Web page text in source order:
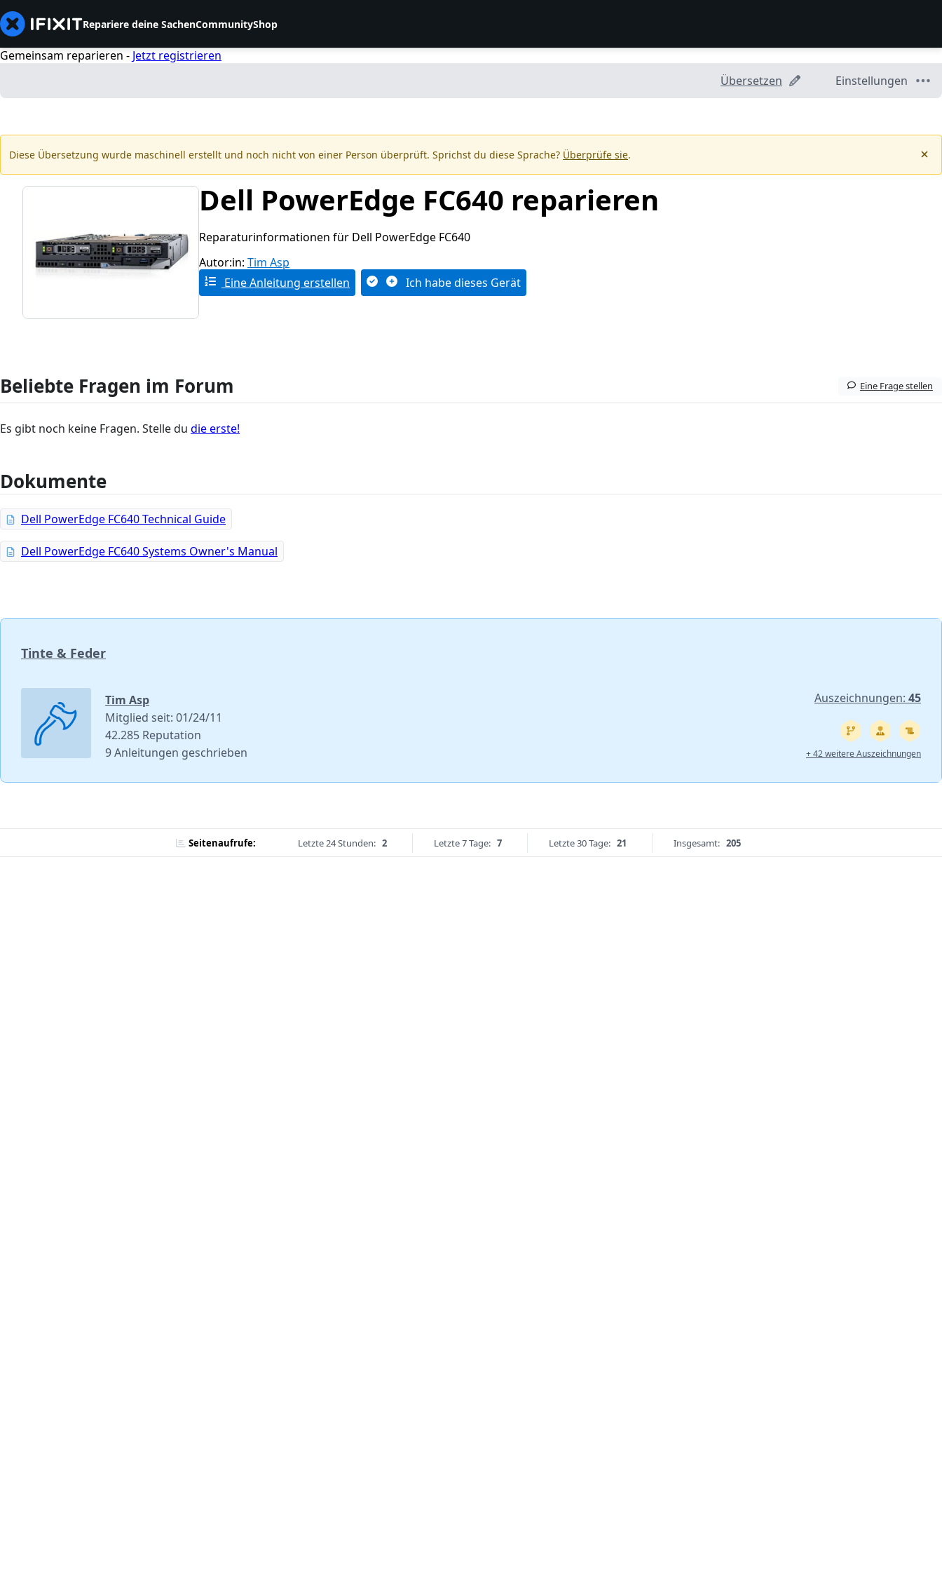
Repariere deine SachenCommunityShop
Gemeinsam reparieren - Jetzt registrieren
Übersetzen
Einstellungen
Diese Übersetzung wurde maschinell erstellt und noch nicht von einer Person überprüft. Sprichst du diese Sprache? Überprüfe sie.
Dell PowerEdge FC640 reparieren
Reparaturinformationen für Dell PowerEdge FC640
Autor:in: Tim Asp
Eine Anleitung erstellen
Ich habe dieses Gerät
Beliebte Fragen im Forum Eine Frage stellen
Es gibt noch keine Fragen. Stelle du die erste!
Dokumente
Dell PowerEdge FC640 Technical Guide
Dell PowerEdge FC640 Systems Owner's Manual
Tinte & Feder
Tim Asp
Mitglied seit: 01/24/11
42.285 Reputation
9 Anleitungen geschrieben
Auszeichnungen: 45
+ 42 weitere Auszeichnungen
Seitenaufrufe: Letzte 24 Stunden: 2 Letzte 7 Tage: 7 Letzte 30 Tage: 21 Insgesamt: 205